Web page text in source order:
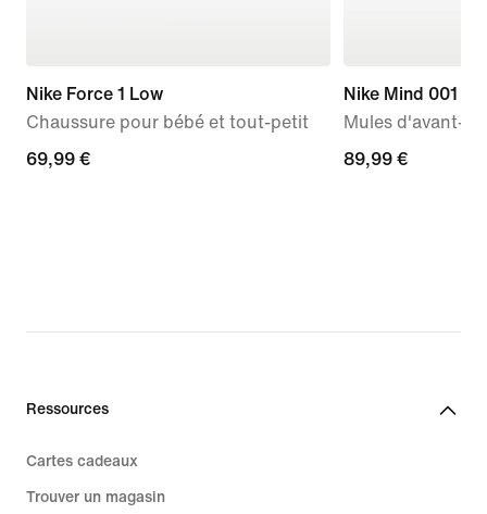
Nike Force 1 Low
Chaussure pour bébé et tout-petit
69,99 €
69,99 €
Nike Mind 001
Mules d'avant-
89,99 €
89,99 €
Ressources
Cartes cadeaux
Trouver un magasin